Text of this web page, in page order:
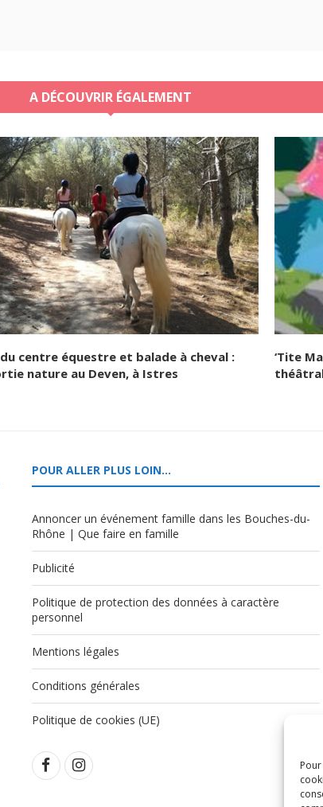
A DÉCOUVRIR ÉGALEMENT
centre équestre et balade à cheval :
nature au Deven, à Istres
‘Tite
POUR ALLER PLUS LOIN…
Annoncer un événement famille dans les Bouches-du-
Rhône | Que faire en famille
Publicité
Politique de protection des données à caractère
personnel
Mentions légales
Conditions générales
Politique de cookies (UE)